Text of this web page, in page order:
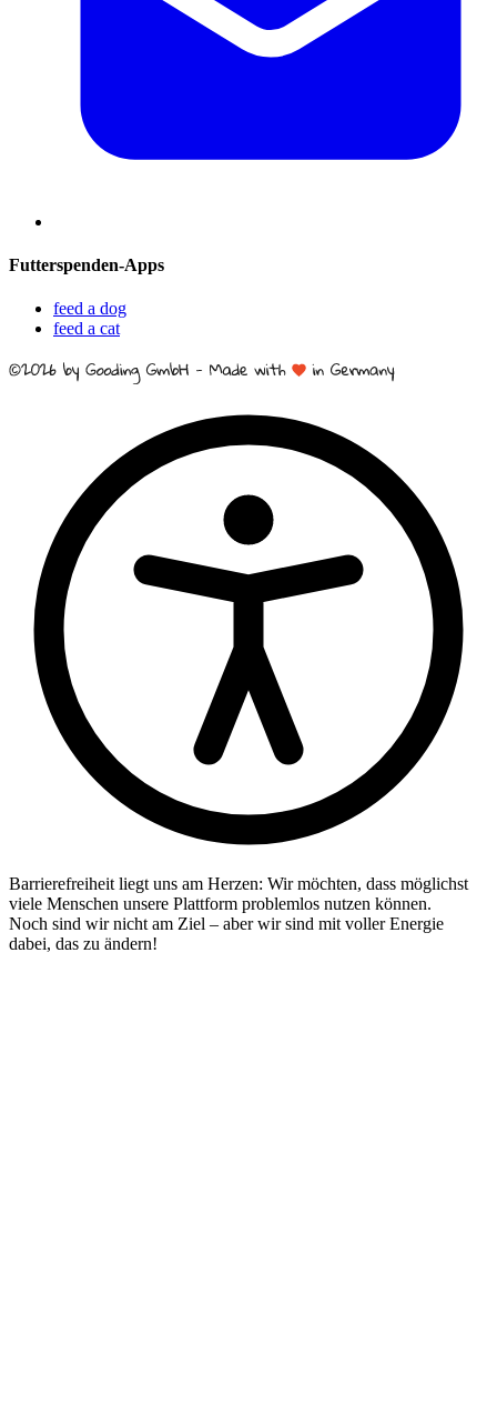
Futterspenden-Apps
feed a dog
feed a cat
Barrierefreiheit liegt uns am Herzen: Wir möchten, dass möglichst
viele Menschen unsere Plattform problemlos nutzen können.
Noch sind wir nicht am Ziel – aber wir sind mit voller Energie
dabei, das zu ändern!